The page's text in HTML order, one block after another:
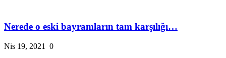
Nerede o eski bayramların tam karşılığı…
Nis 19, 2021 0